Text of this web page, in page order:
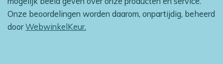
Onze beoordelingen worden daarom, onpartijdig, beheerd
doorWebwinkelKeur.